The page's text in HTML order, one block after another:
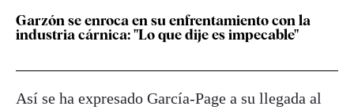
Garzón se enroca en su enfrentamiento con la
industria cárnica: "Lo que dije es impecable"
Así se ha expresado García-Page a su llegada al